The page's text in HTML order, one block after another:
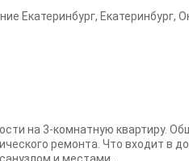
Екатеринбург, Екатеринбург,
на 3-комнатную квартиру.
ремонта. Что входит в